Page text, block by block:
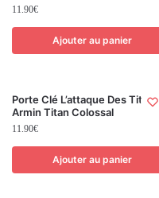
11.90€
Ajouter au panier
Porte Clé L’attaque Des Titans
Armin Titan Colossal
11.90€
Ajouter au panier